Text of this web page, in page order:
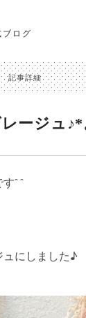
ブログ
記事詳細
ージュ♪*
ˆ ˆ
ュにしました♪